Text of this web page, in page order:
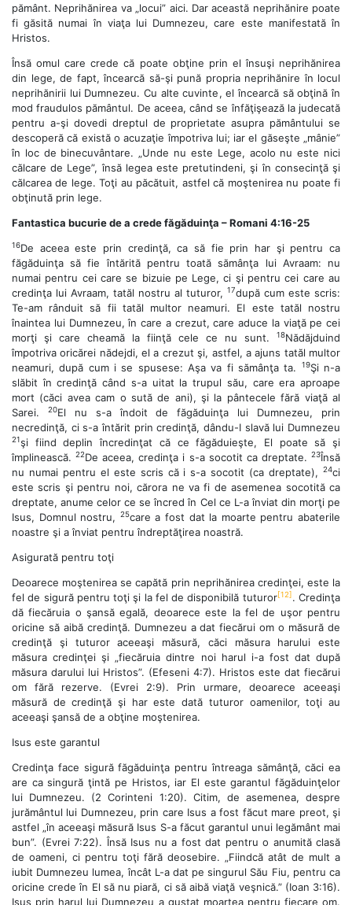
pământ. Neprihănirea va „locui” aici. Dar această neprihănire poate
fi găsită numai în viaţa lui Dumnezeu, care este manifestată în
Hristos.
Însă omul care crede că poate obţine prin el însuşi neprihănirea
din lege, de fapt, încearcă să-şi pună propria neprihănire în locul
neprihănirii lui Dumnezeu. Cu alte cuvinte, el încearcă să obţină în
mod fraudulos pământul. De aceea, când se înfăţişează la judecată
pentru a-şi dovedi dreptul de proprietate asupra pământului se
descoperă că există o acuzaţie împotriva lui; iar el găseşte „mânie”
în loc de binecuvântare. „Unde nu este Lege, acolo nu este nici
călcare de Lege”, însă legea este pretutindeni, şi în consecinţă şi
călcarea de lege. Toţi au păcătuit, astfel că moştenirea nu poate fi
obţinută prin lege.
Fantastica bucurie de a crede făgăduinţa – Romani 4:16-25
16De aceea este prin credinţă, ca să fie prin har şi pentru ca
făgăduinţa să fie întărită pentru toată sămânţa lui Avraam: nu
numai pentru cei care se bizuie pe Lege, ci şi pentru cei care au
credinţa lui Avraam, tatăl nostru al tuturor, 17după cum este scris:
Te-am rânduit să fii tatăl multor neamuri. El este tatăl nostru
înaintea lui Dumnezeu, în care a crezut, care aduce la viaţă pe cei
morţi şi care cheamă la fiinţă cele ce nu sunt.
18Nădăjduind
împotriva oricărei nădejdi, el a crezut şi, astfel, a ajuns tatăl multor
neamuri, după cum i se spusese: Aşa va fi sămânţa ta.
19Şi n-a
slăbit în credinţă când s-a uitat la trupul său, care era aproape
mort (căci avea cam o sută de ani), şi la pântecele fără viaţă al
Sarei.
20El nu s-a îndoit de făgăduinţa lui Dumnezeu, prin
necredinţă, ci s-a întărit prin credinţă, dându-I slavă lui Dumnezeu
21şi fiind deplin încredinţat că ce făgăduieşte, El poate să şi
împlinească.22De aceea, credinţa i s-a socotit ca dreptate.23Însă
nu numai pentru el este scris că i s-a socotit (ca dreptate),
24ci
este scris şi pentru noi, cărora ne va fi de asemenea socotită ca
dreptate, anume celor ce se încred în Cel ce L-a înviat din morţi pe
Isus, Domnul nostru,
25care a fost dat la moarte pentru abaterile
noastre şi a înviat pentru îndreptăţirea noastră.
Asigurată pentru toţi
Deoarece moştenirea se capătă prin neprihănirea credinţei, este la
fel de sigură pentru toţi şi la fel de disponibilă tuturor[12] . Credinţa
dă fiecăruia o şansă egală, deoarece este la fel de uşor pentru
oricine să aibă credinţă. Dumnezeu a dat fiecărui om o măsură de
credinţă şi tuturor aceeaşi măsură, căci măsura harului este
măsura credinţei şi „fiecăruia dintre noi harul i-a fost dat după
măsura darului lui Hristos”. (Efeseni 4:7). Hristos este dat fiecărui
om fără rezerve. (Evrei 2:9). Prin urmare, deoarece aceeaşi
măsură de credinţă şi har este dată tuturor oamenilor, toţi au
aceeaşi şansă de a obţine moştenirea.
Isus este garantul
Credinţa face sigură făgăduinţa pentru întreaga sămânţă, căci ea
are ca singură ţintă pe Hristos, iar El este garantul făgăduinţelor
lui Dumnezeu. (2 Corinteni 1:20). Citim, de asemenea, despre
jurământul lui Dumnezeu, prin care Isus a fost făcut mare preot, şi
astfel „în aceeaşi măsură Isus S-a făcut garantul unui legământ mai
bun”. (Evrei 7:22). Însă Isus nu a fost dat pentru o anumită clasă
de oameni, ci pentru toţi fără deosebire. „Fiindcă atât de mult a
iubit Dumnezeu lumea, încât L-a dat pe singurul Său Fiu, pentru ca
oricine crede în El să nu piară, ci să aibă viaţă veşnică.” (Ioan 3:16).
Isus prin harul lui Dumnezeu a gustat moartea pentru fiecare om.